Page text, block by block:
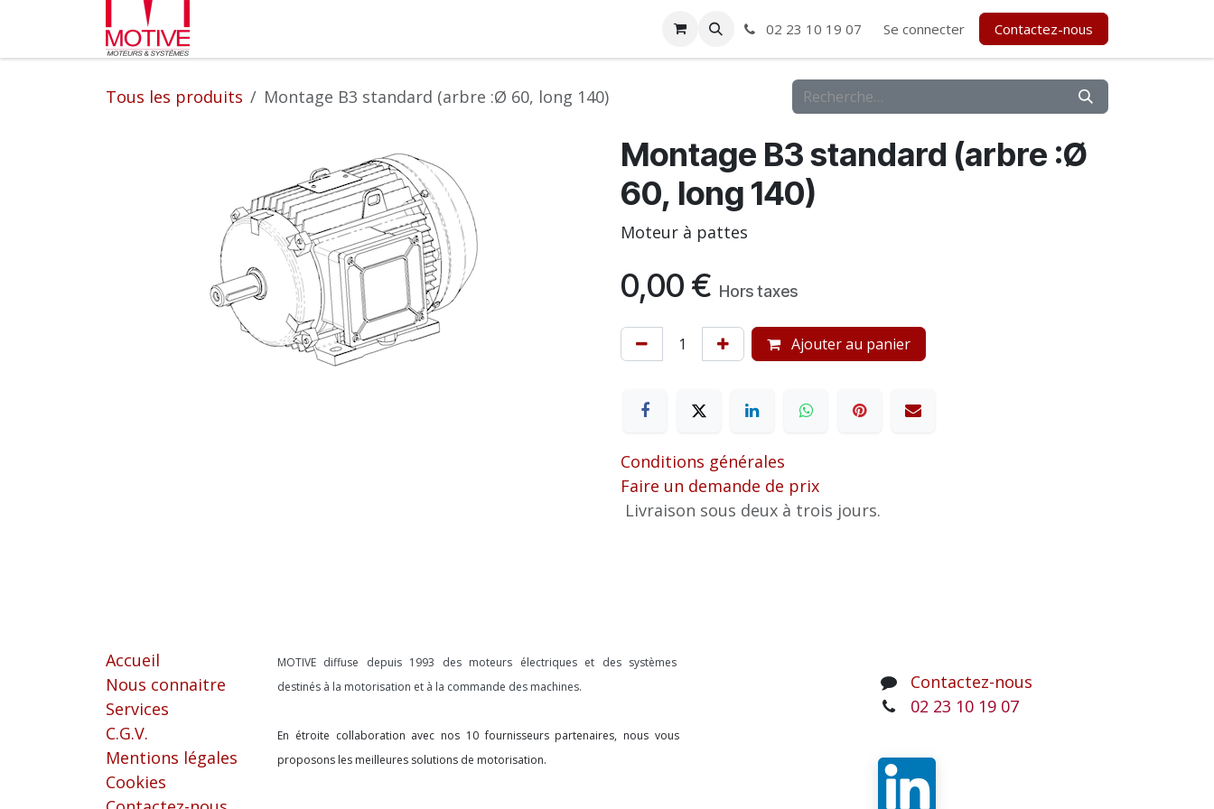
Se rendre au contenu
02 23 10 19 07 Se connecter Contactez-nous
Tous les produits Montage B3 standard (arbre :Ø 60, long 140)
Montage B3 standard (arbre :Ø
60, long 140)
Moteur à pattes
0,00 € Hors taxes
Ajouter au panier
Conditions générales
Faire un demande de prix
Livraison sous deux à trois jours.
Accueil
Nous connaitre
Services
C.G.V.
Mentions légales
Cookies
MOTIVE diffuse depuis 1993 des moteurs électriques et des systèmes
destinés à la motorisation et à la commande des machines.
En étroite collaboration avec nos 10 fournisseurs partenaires, nous vous
proposons les meilleures solutions de motorisation.
Contactez-nous
02 23 10 19 07